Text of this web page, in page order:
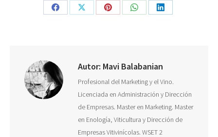
Share
Share
Share
Share
Share
Autor: Mavi Balabanian
Profesional del Marketing y el Vino.
Licenciada en Administración y Dirección
de Empresas. Master en Marketing. Master
en Enología, Viticultura y Dirección de
Empresas Vitivinícolas. WSET 2